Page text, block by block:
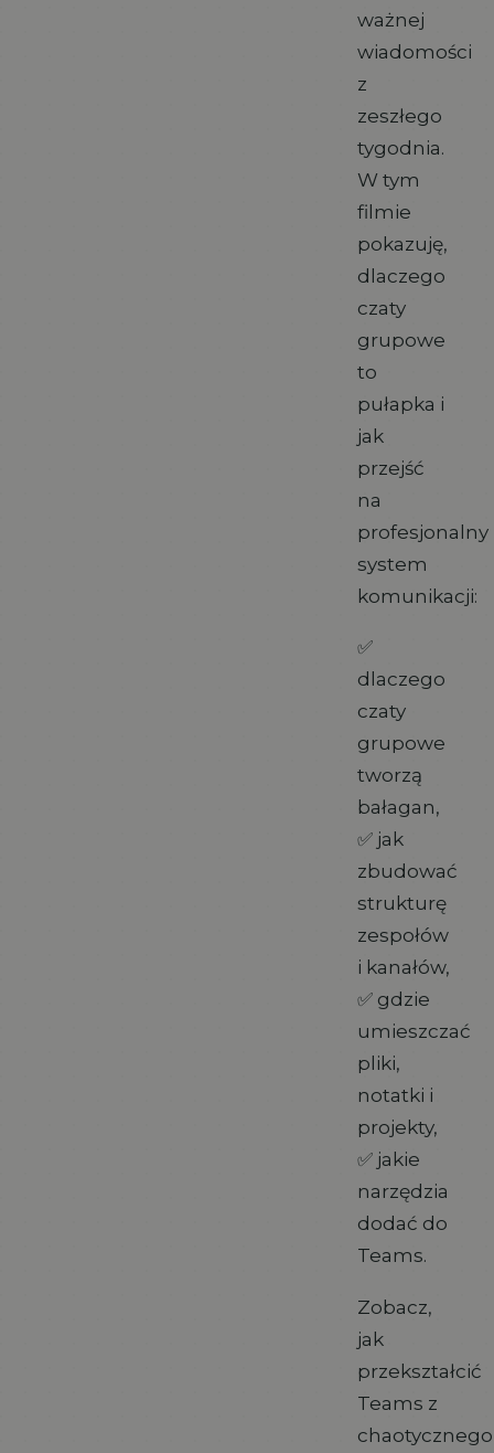
ważnej
wiadomości
z
zeszłego
tygodnia.
W tym
filmie
pokazuję,
dlaczego
czaty
grupowe
to
pułapka i
jak
przejść
na
profesjonalny
system
komunikacji:
✅
dlaczego
czaty
grupowe
tworzą
bałagan,
✅ jak
zbudować
strukturę
zespołów
i kanałów,
✅ gdzie
umieszczać
pliki,
notatki i
projekty,
✅ jakie
narzędzia
dodać do
Teams.
Zobacz,
jak
przekształcić
Teams z
chaotycznego